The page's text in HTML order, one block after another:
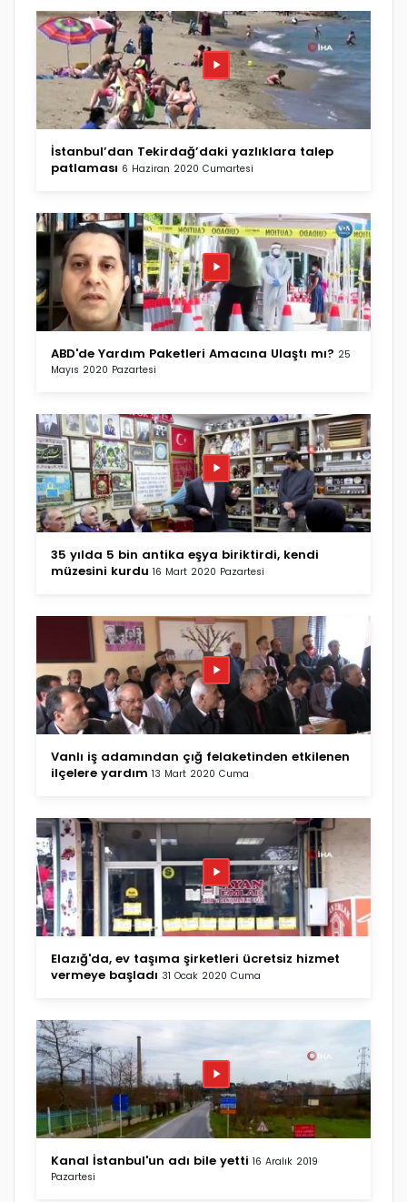
İstanbul’dan Tekirdağ’daki yazlıklara talep
patlaması 6 Haziran 2020 Cumartesi
ABD'de Yardım Paketleri Amacına Ulaştı mı? 25
Mayıs 2020 Pazartesi
35 yılda 5 bin antika eşya biriktirdi, kendi
müzesini kurdu 16 Mart 2020 Pazartesi
Vanlı iş adamından çığ felaketinden etkilenen
ilçelere yardım 13 Mart 2020 Cuma
Elazığ'da, ev taşıma şirketleri ücretsiz hizmet
vermeye başladı 31 Ocak 2020 Cuma
Kanal İstanbul'un adı bile yetti 16 Aralık 2019
Pazartesi